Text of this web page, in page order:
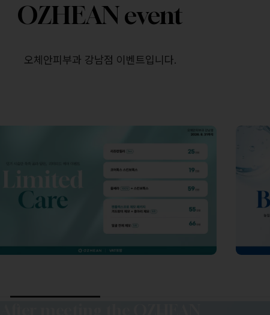
OZHEAN event
오체안피부과 강남점 이벤트입니다.